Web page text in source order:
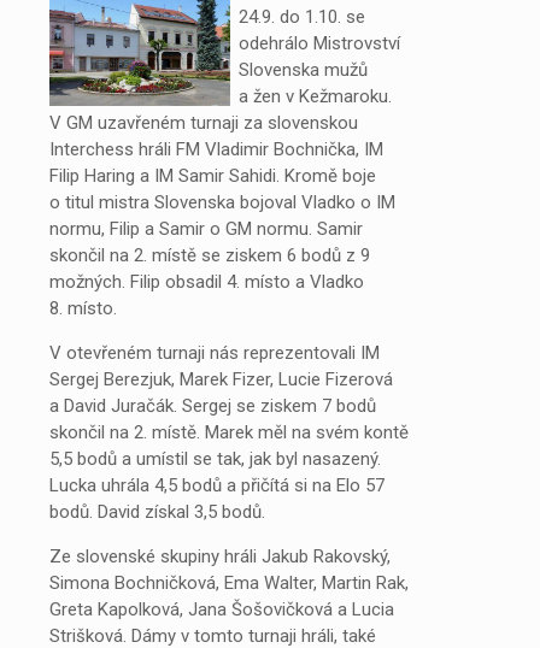
24.9. do 1.10. se
odehrálo Mistrovství
Slovenska mužů
a žen v Kežmaroku.
V GM uzavřeném turnaji za slovenskou
Interchess hráli FM Vladimir Bochnička, IM
Filip Haring a IM Samir Sahidi. Kromě boje
o titul mistra Slovenska bojoval Vladko o IM
normu, Filip a Samir o GM normu. Samir
skončil na 2. místě se ziskem 6 bodů z 9
možných. Filip obsadil 4. místo a Vladko
8. místo.
V otevřeném turnaji nás reprezentovali IM
Sergej Berezjuk, Marek Fizer, Lucie Fizerová
a David Juračák. Sergej se ziskem 7 bodů
skončil na 2. místě. Marek měl na svém kontě
5,5 bodů a umístil se tak, jak byl nasazený.
Lucka uhrála 4,5 bodů a přičítá si na Elo 57
bodů. David získal 3,5 bodů.
Ze slovenské skupiny hráli Jakub Rakovský,
Simona Bochničková, Ema Walter, Martin Rak,
Greta Kapolková, Jana Šošovičková a Lucia
Strišková. Dámy v tomto turnaji hráli, také